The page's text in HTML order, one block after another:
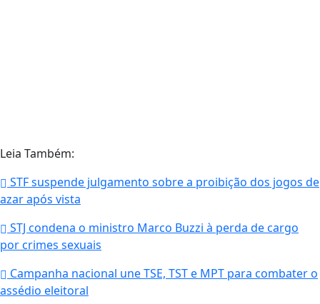
Leia Também:
STF suspende julgamento sobre a proibição dos jogos de
azar após vista
STJ condena o ministro Marco Buzzi à perda de cargo
por crimes sexuais
Campanha nacional une TSE, TST e MPT para combater o
assédio eleitoral